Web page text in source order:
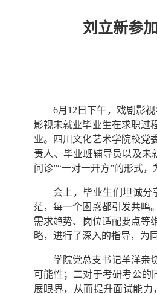
刘立新参
6月12日下午，戏剧影
影视未就业毕业生在求职过
业。四川文化艺术学院校党
责人、毕业班辅导员以及未
问诊”“一对一开方”的形式
会上，毕业生们坦诚分
茫，每一个困惑都引发共鸣
需求趋势、岗位适配要点等
略，进行了深入的指导，为
学院党总支书记羊洋亲
可能性；二对于考研考公的
展眼界，从而提升面试能